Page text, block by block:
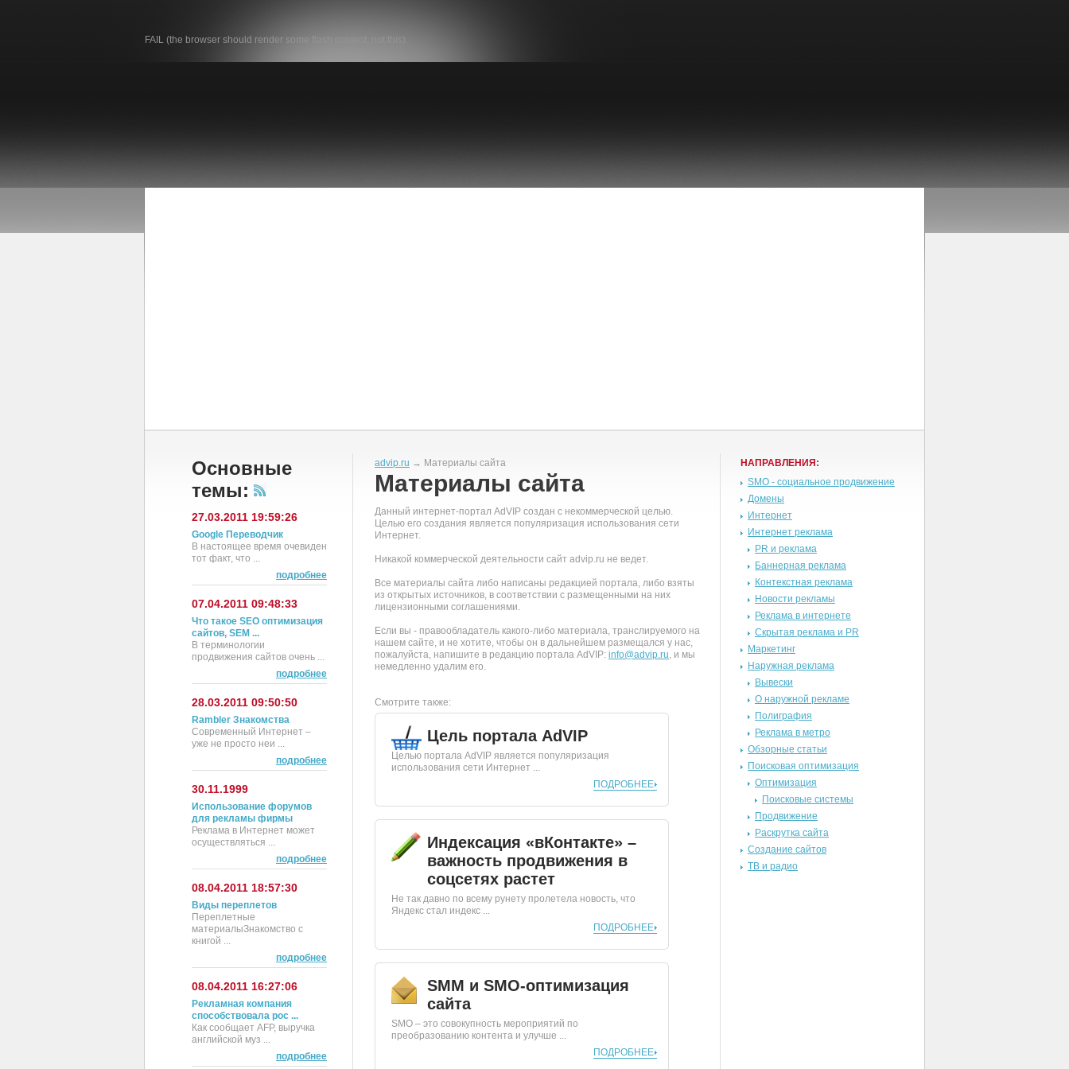
FAIL (the browser should render some flash content, not this).
Основные
темы:
27.03.2011 19:59:26
Google Переводчик
В настоящее время очевиден
тот факт, что ...
подробнее
07.04.2011 09:48:33
Что такое SEO оптимизация
сайтов, SEM ...
В терминологии
продвижения сайтов очень ...
подробнее
28.03.2011 09:50:50
Rambler Знакомства
Современный Интернет –
уже не просто неи ...
подробнее
30.11.1999
Использование форумов
для рекламы фирмы
Реклама в Интернет может
осуществляться ...
подробнее
08.04.2011 18:57:30
Виды переплетов
Переплетные
материалыЗнакомство с
книгой ...
подробнее
08.04.2011 16:27:06
Рекламная компания
способствовала рос ...
Как сообщает AFP, выручка
английской муз ...
подробнее
advip.ru → Материалы сайта
Материалы сайта
Данный интернет-портал AdVIP создан с некоммерческой целью.
Целью его создания является популяризация использования сети
Интернет.
Никакой коммерческой деятельности сайт advip.ru не ведет.
Все материалы сайта либо написаны редакцией портала, либо взяты
из открытых источников, в соответствии с размещенными на них
лицензионными соглашениями.
Если вы - правообладатель какого-либо материала, транслируемого на
нашем сайте, и не хотите, чтобы он в дальнейшем размещался у нас,
пожалуйста, напишите в редакцию портала AdVIP: info@advip.ru, и мы
немедленно удалим его.
Смотрите также:
Цель портала AdVIP
Целью портала AdVIP является популяризация
использования сети Интернет ...
ПОДРОБНЕЕ
Индексация «вКонтакте» –
важность продвижения в
соцсетях растет
Не так давно по всему рунету пролетела новость, что
Яндекс стал индекс ...
ПОДРОБНЕЕ
SMM и SMO-оптимизация
сайта
SMO – это совокупность мероприятий по
преобразованию контента и улучше ...
ПОДРОБНЕЕ
НАПРАВЛЕНИЯ:
SMO - социальное продвижение
Домены
Интернет
Интернет реклама
PR и реклама
Баннерная реклама
Контекстная реклама
Новости рекламы
Реклама в интернете
Скрытая реклама и PR
Маркетинг
Наружная реклама
Вывески
О наружной рекламе
Полиграфия
Реклама в метро
Обзорные статьи
Поисковая оптимизация
Оптимизация
Поисковые системы
Продвижение
Раскрутка сайта
Создание сайтов
ТВ и радио